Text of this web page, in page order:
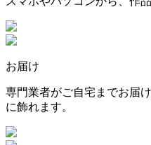
お届け
専門業者がご自宅までお届
に飾れます。